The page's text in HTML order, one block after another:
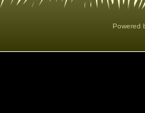
Powered